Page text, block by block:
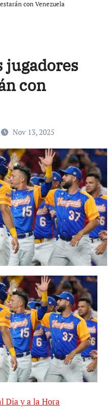
con Venezuela
jugadores
con
Nov 13, 2025
Dia y a la Hora